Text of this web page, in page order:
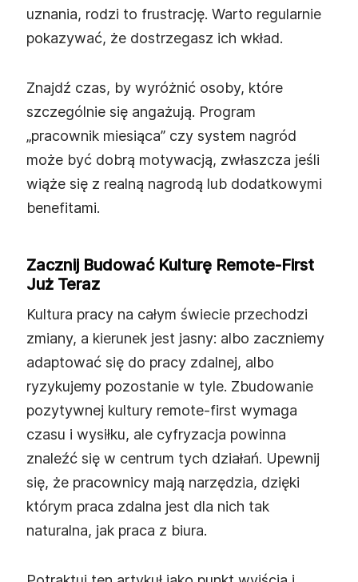
uznania, rodzi to frustrację. Warto regularnie
pokazywać, że dostrzegasz ich wkład.
Znajdź czas, by wyróżnić osoby, które
szczególnie się angażują. Program
„pracownik miesiąca” czy system nagród
może być dobrą motywacją, zwłaszcza jeśli
wiąże się z realną nagrodą lub dodatkowymi
benefitami.
Zacznij Budować Kulturę Remote‑first
Już Teraz
Kultura pracy na całym świecie przechodzi
zmiany, a kierunek jest jasny: albo zaczniemy
adaptować się do pracy zdalnej, albo
ryzykujemy pozostanie w tyle. Zbudowanie
pozytywnej kultury remote‑first wymaga
czasu i wysiłku, ale cyfryzacja powinna
znaleźć się w centrum tych działań. Upewnij
się, że pracownicy mają narzędzia, dzięki
którym praca zdalna jest dla nich tak
naturalna, jak praca z biura.